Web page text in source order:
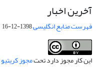
آخرین اخبار
فهرست منابع انگلیسی1398-12-16
این کار مجوز دارد تحتمجوز کریتیو